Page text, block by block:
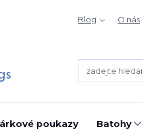
Blog O nás
poukazy Batohy